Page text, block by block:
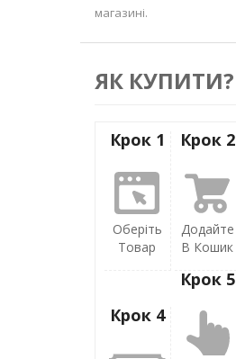
магазині.
ЯК КУПИТИ?
Крок 1
Оберіть
Товар
Крок 2
Додайте
В Кошик
Крок 4
Крок 5